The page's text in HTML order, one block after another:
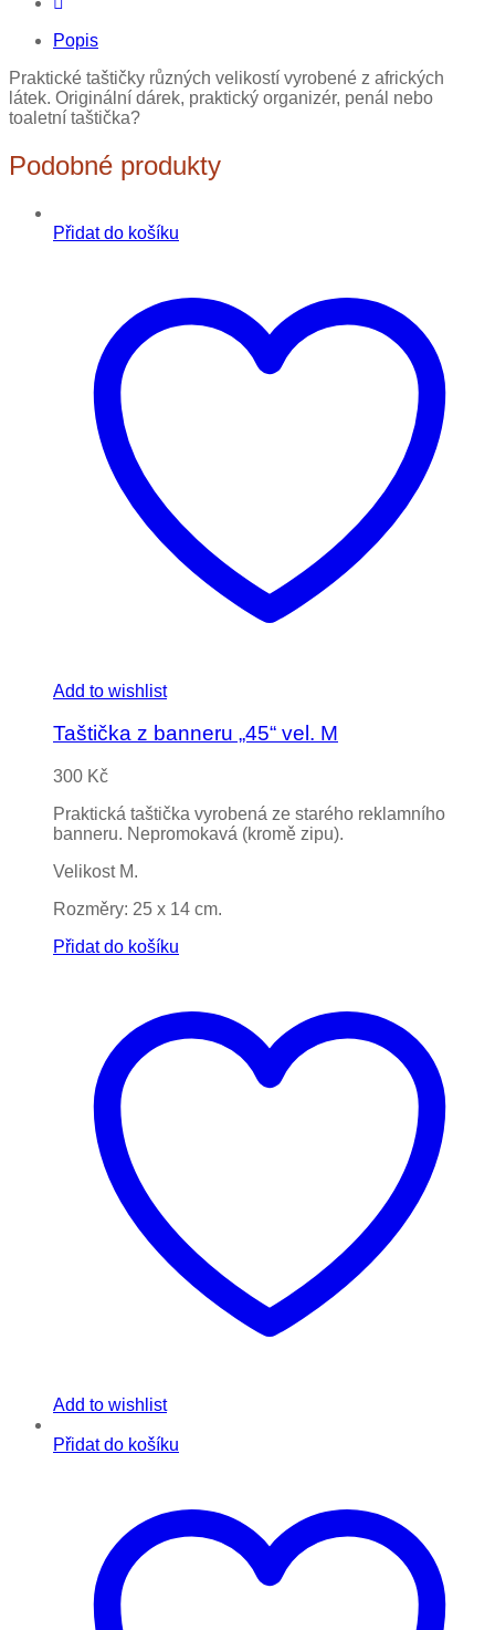
Popis
Praktické taštičky různých velikostí vyrobené z afrických
látek. Originální dárek, praktický organizér, penál nebo
toaletní taštička?
Podobné produkty
Přidat do košíku
Add to wishlist
Taštička z banneru „45“ vel. M
300 Kč
Praktická taštička vyrobená ze starého reklamního
banneru. Nepromokavá (kromě zipu).
Velikost M.
Rozměry: 25 x 14 cm.
Přidat do košíku
Add to wishlist
Přidat do košíku